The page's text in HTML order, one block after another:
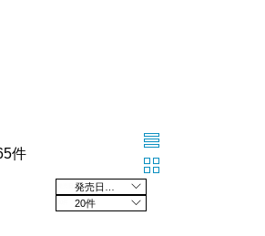
件
20件